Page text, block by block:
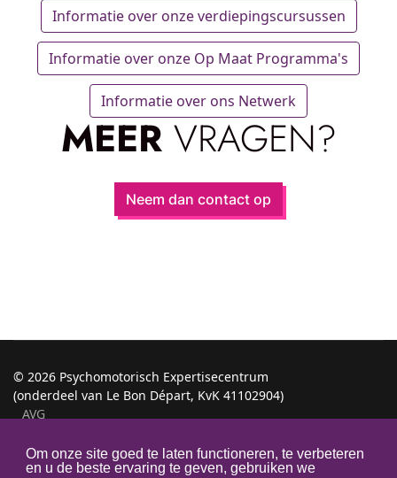
Om onze site goed te laten functioneren, te verbeteren
en u de beste ervaring te geven, gebruiken we
Informatie over onze verdiepingscursussen
Informatie over onze Op Maat Programma's
Informatie over ons Netwerk
MEERVRAGEN?
Neem dan contact op
© 2026 Psychomotorisch Expertisecentrum
(onderdeel van Le Bon Départ, KvK 41102904)
AVG
Privacy Policy
Algemene Voorwaarden